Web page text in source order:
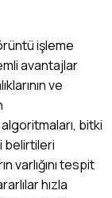
işleme
avantajlar
ve
bitki
belirtileri
varlığını tespit
hızla